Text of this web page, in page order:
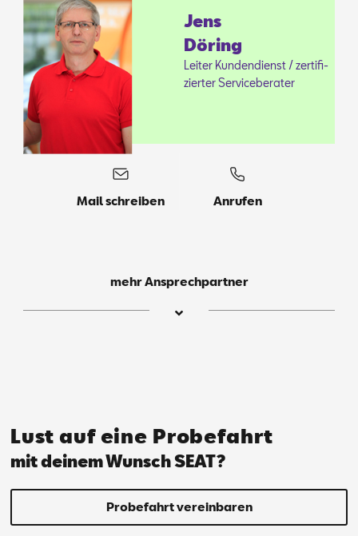
Jens
Dö­ring
Lei­ter Kun­den­dienst / zer­ti­fi­
zier­ter Ser­vice­be­ra­ter
Mail schreiben Anrufen
mehr Ansprechpartner
zier­te Ser­vice­as­sis­ten­tin
Lust auf eine Probefahrt
mit deinem Wunsch SEAT?
Probefahrt vereinbaren